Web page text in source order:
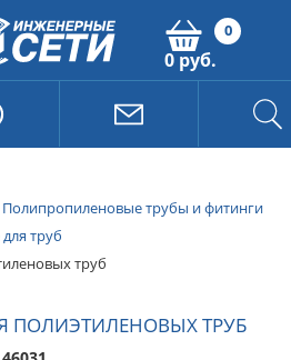
0
0 руб.
Полипропиленовые трубы и фитинги
труб
труб
ПОЛИЭТИЛЕНОВЫХ ТРУБ